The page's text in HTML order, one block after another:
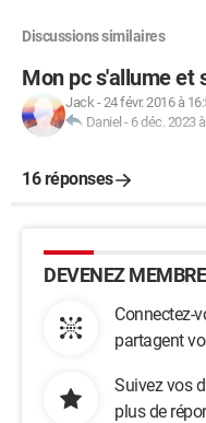
Discussions similaires
Mon pc s'allume et
Jack-24 févr. 2016 à
Daniel - 6 déc. 2023
16 réponses
DEVENEZ
Connectez-
partagent
Suivez vos
plus de